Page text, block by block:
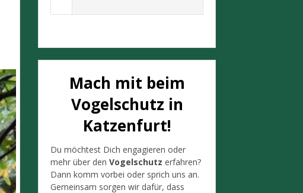
Mach mit beim
Vogelschutz in
Katzenfurt!
Du möchtest Dich engagieren oder
mehr über den Vogelschutz erfahren?
Dann komm vorbei oder sprich uns an.
Gemeinsam sorgen wir dafür, dass